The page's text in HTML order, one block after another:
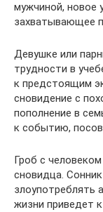
мужчиной, новое
захватывающее
Девушке или
трудности в
к предстоящим
сновидение с
пополнение в
к событию,
Гроб с
сновидца.
злоупотреблять
жизни приведет